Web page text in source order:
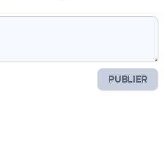
PUBLIER